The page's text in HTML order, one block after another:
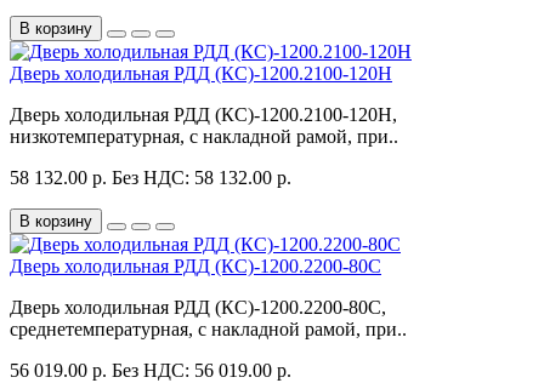
В корзину
Дверь холодильная РДД (КС)-1200.2100-120Н
Дверь холодильная РДД (КС)-1200.2100-120Н,
низкотемпературная, с накладной рамой, при..
58 132.00 р. Без НДС: 58 132.00 р.
В корзину
Дверь холодильная РДД (КС)-1200.2200-80С
Дверь холодильная РДД (КС)-1200.2200-80С,
среднетемпературная, с накладной рамой, при..
56 019.00 р. Без НДС: 56 019.00 р.